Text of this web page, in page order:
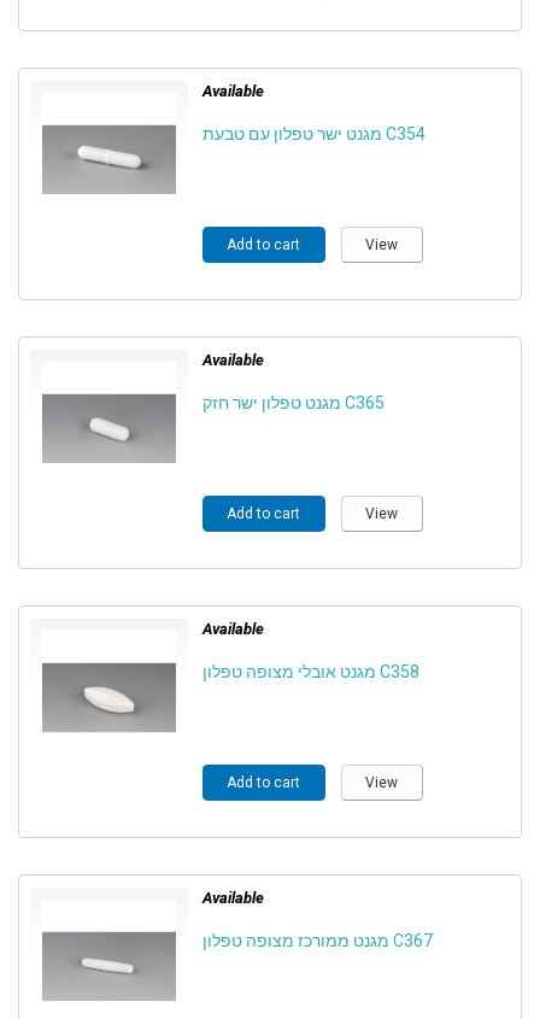
Available
מגנט ישר טפלון עם טבעת C354
Add to cart View
Available
מגנט טפלון ישר חזק C365
Add to cart View
Available
מגנט אובלי מצופה טפלון C358
Add to cart View
Available
מגנט ממורכז מצופה טפלון C367